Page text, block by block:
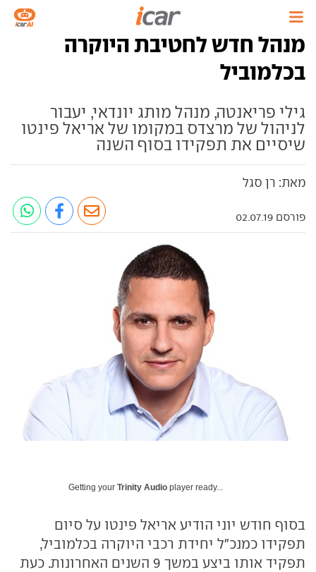
מנהל חדש לחטיבת היוקרה
בכלמוביל
גילי פריאנטה, מנהל מותג יונדאי, יעבור
לניהול של מרצדס במקומו של אריאל פינטו
שיסיים את תפקידו בסוף השנה
מאת: רן סגל
פורסם 02.07.19
Getting your Trinity Audio player ready...
בסוף חודש יוני הודיע אריאל פינטו על סיום
תפקידו כמנכ"ל יחידת רכבי היוקרה בכלמוביל,
תפקיד אותו ביצע במשך 9 השנים האחרונות. כעת